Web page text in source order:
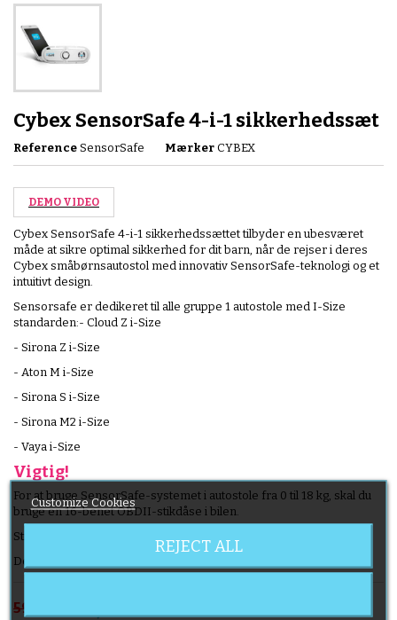
Cybex SensorSafe 4-i-1 sikkerhedssæt
Reference SensorSafe Mærker CYBEX
DEMO VIDEO
Cybex SensorSafe 4-i-1 sikkerhedssættet tilbyder en ubesværet
måde at sikre optimal sikkerhed for dit barn, når de rejser i deres
Cybex småbørnsautostol med innovativ SensorSafe-teknologi og et
intuitivt design.
Sensorsafe er dedikeret til alle gruppe 1 autostole med I-Size
standarden:- Cloud Z i-Size
- Sirona Z i-Size
- Aton M i-Size
- Sirona S i-Size
- Sirona M2 i-Size
- Vaya i-Size
Vigtig!
For at bruge SensorSafe-systemet i autostole fra 0 til 18 kg, skal du
bruge en 16-benet OBDII-stikdåse i bilen.
Stikket er placeret nær rattet.
Den nøjagtige placering af stikkontakten er angivet i bilens manual.
59,90 €
Customize Cookies
REJECT ALL